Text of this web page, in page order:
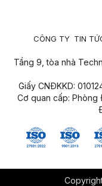
CÔNG TY TIN
Tầng 9, tòa nhà
Giấy CNĐKKD:
Cơ quan cấp: